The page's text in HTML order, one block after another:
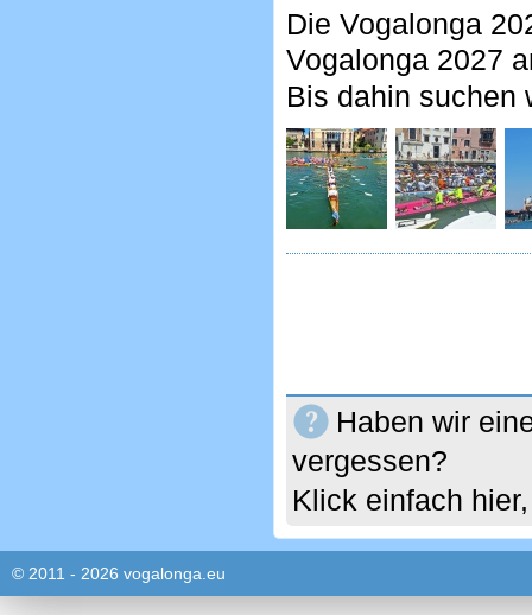
Die Vogalonga
Vogalonga 2027
Bis dahin suchen
Haben wir
vergessen?
Klick einfach
© 2011 - 2026 vogalonga.eu